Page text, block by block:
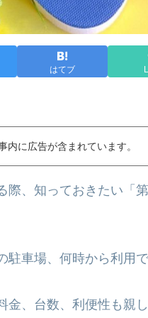
はてブ
内に広告が含まれています。
、知っておきたい「
車場、何時から利用
、台数、利便性も親